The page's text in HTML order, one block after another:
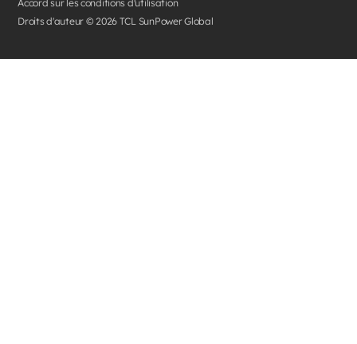
Accord sur les conditions d'utilisation
Droits d'auteur ©2026 TCL SunPower Global